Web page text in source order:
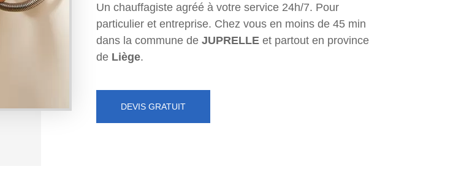
Un chauffagiste agréé à votre service 24h/7. Pour
particulier et entreprise. Chez vous en moins de 45 min
dans la commune de JUPRELLE et partout en province
de Liège.
DEVIS GRATUIT